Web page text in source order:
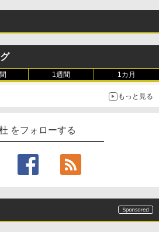
Amazon Kindle Scribe Colorsoft |
ージ、ノート機能搭載、明るさ自動調
色調調節ライト、プレミアムペン付
グラファイト1週間 1カ月
もっと見る
をフォローする